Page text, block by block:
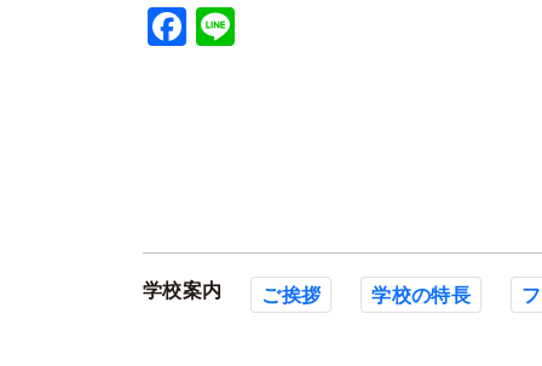
Facebook
学校案内 ご挨拶 学校の特長